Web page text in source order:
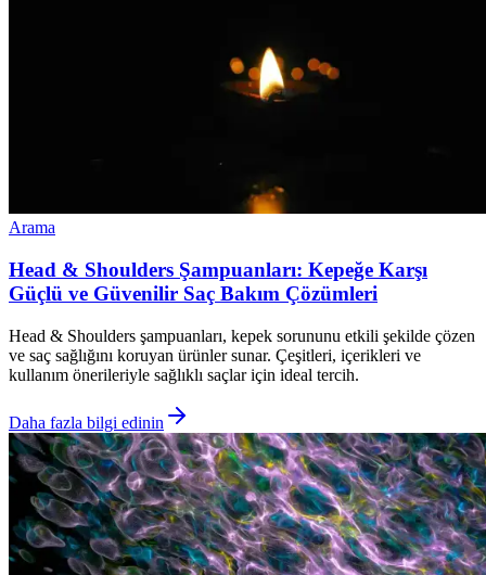
Arama
Head & Shoulders Şampuanları: Kepeğe Karşı
Güçlü ve Güvenilir Saç Bakım Çözümleri
Head & Shoulders şampuanları, kepek sorununu etkili şekilde çözen
ve saç sağlığını koruyan ürünler sunar. Çeşitleri, içerikleri ve
kullanım önerileriyle sağlıklı saçlar için ideal tercih.
Daha fazla bilgi edinin